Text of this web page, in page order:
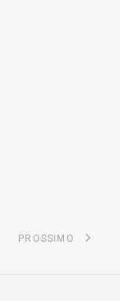
PROSSIMO